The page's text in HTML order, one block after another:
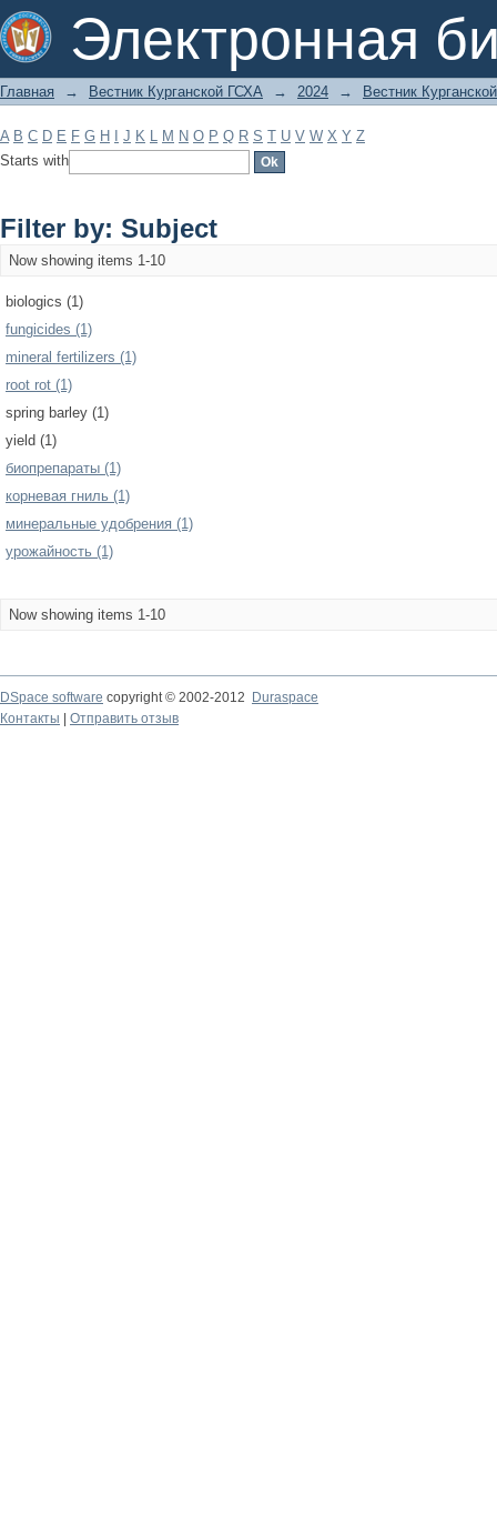
Электронная
Filter by: Subject
Главная → Вестник Курганской ГСХА → 2024 → Вестник
A B C D E F G H J K L M N O P Q R S T U V W X Y Z
Starts with
Filter by: Subject
Now showing items 1-10
biologics (1)
fungicides (1)
mineral fertilizers (1)
root rot (1)
spring barley (1)
yield (1)
биопрепараты (1)
корневая гниль (1)
минеральные удобрения (1)
урожайность (1)
Now showing items 1-10
DSpace software copyright © 2002-2012
Duraspace
Контакты
Отправить отзыв